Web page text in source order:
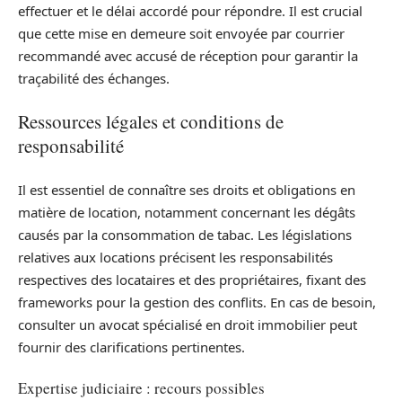
effectuer et le délai accordé pour répondre. Il est crucial
que cette mise en demeure soit envoyée par courrier
recommandé avec accusé de réception pour garantir la
traçabilité des échanges.
Ressources légales et conditions de
responsabilité
Il est essentiel de connaître ses droits et obligations en
matière de location, notamment concernant les dégâts
causés par la consommation de tabac. Les législations
relatives aux locations précisent les responsabilités
respectives des locataires et des propriétaires, fixant des
frameworks pour la gestion des conflits. En cas de besoin,
consulter un avocat spécialisé en droit immobilier peut
fournir des clarifications pertinentes.
Expertise judiciaire : recours possibles